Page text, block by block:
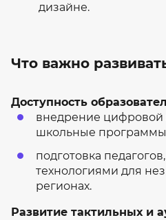
дизайне.
Что важно
Доступность
внедрение цифровой
школьные
подготовка
технологиями для
регионах.
Развитие тактильных и